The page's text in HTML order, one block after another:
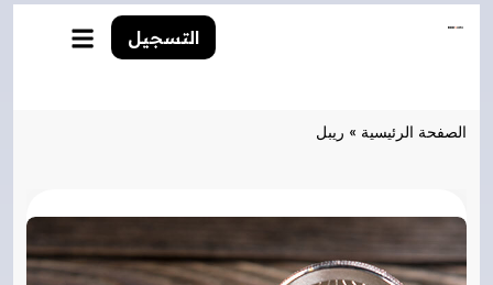
التسجيل
الصفحة الرئيسية » ريبل